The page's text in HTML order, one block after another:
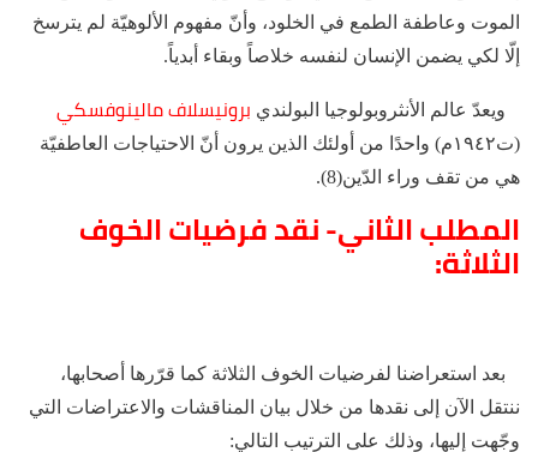
الموت وعاطفة الطمع في الخلود، وأنّ مفهوم الألوهيّة لم يترسخ
إلّا لكي يضمن الإنسان لنفسه خلاصاً وبقاء أبدياً.
ويعدّ عالم الأنثروبولوجيا البولندي برونيسلاف مالينوفسكي
(ت١٩٤٢م) واحدًا من أولئك الذين يرون أنّ الاحتياجات العاطفيّة
هي من تقف وراء الدّين(8).
المطلب الثاني- نقد فرضيات الخوف
الثلاثة:
بعد استعراضنا لفرضيات الخوف الثلاثة كما قرّرها أصحابها،
ننتقل الآن إلى نقدها من خلال بيان المناقشات والاعتراضات التي
وجّهت إليها، وذلك على الترتيب التالي: